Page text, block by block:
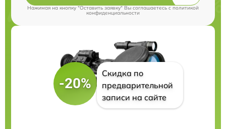
Нажимая на кнопку "Оставить заявку" Вы соглашаетесь cполитикой
конфиденциальности
-20%
Скидка по
предварительной
записи на сайте